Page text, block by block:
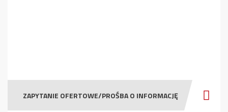
ZAPYTANIE OFERTOWE/PROŚBA O INFORMACJĘ